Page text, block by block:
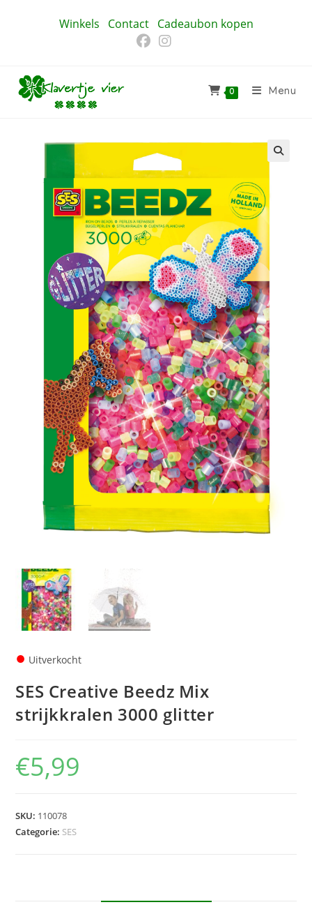
Winkels Contact Cadeaubon kopen
0 Menu
● Uitverkocht
SES Creative Beedz Mix
strijkkralen 3000 glitter
€5,99
SKU: 110078
Categorie: SES